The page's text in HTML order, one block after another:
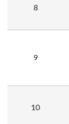
8
9
10